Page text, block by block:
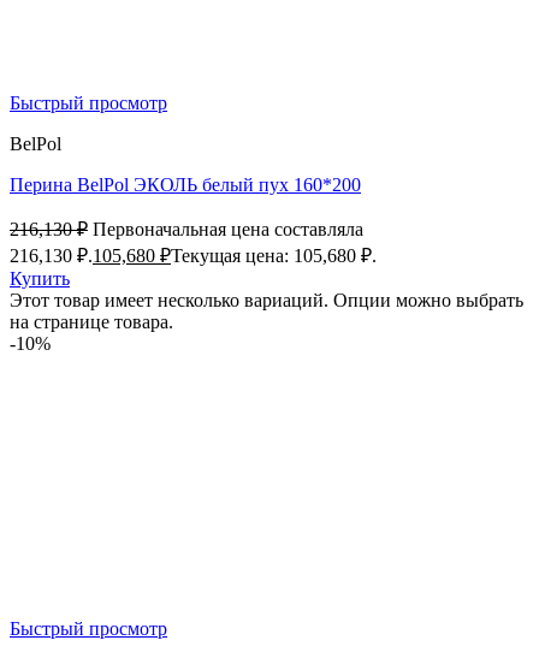
Быстрый просмотр
BelPol
Перина BelPol ЭКОЛЬ белый пух 160*200
216,130₽ Первоначальная цена составляла
216,130 ₽.105,680 ₽Текущая цена: 105,680 ₽.
Купить
Этот товар имеет несколько вариаций. Опции можно выбрать
на странице товара.
-10%
Быстрый просмотр